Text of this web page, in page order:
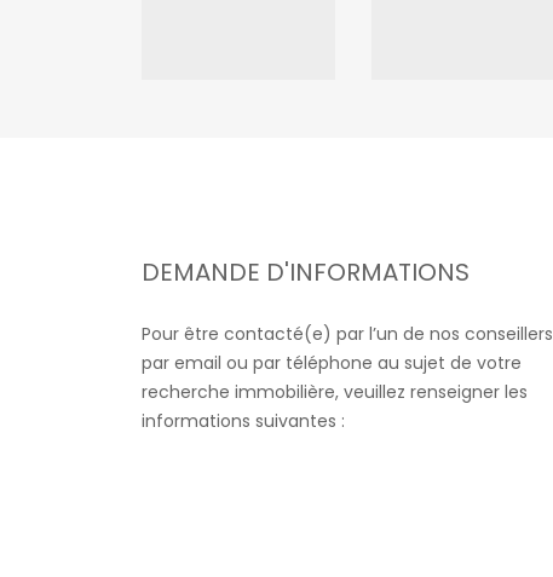
DEMANDE D'INFORMATIONS
Pour être contacté(e) par l’un de nos conseillers
par email ou par téléphone au sujet de votre
recherche immobilière, veuillez renseigner les
informations suivantes :